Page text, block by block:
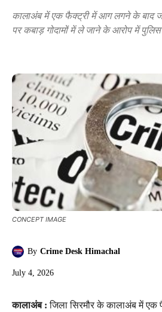
कालाअंब में एक फैक्ट्री में आग लगने के बाद
पर कबाड़ गोदामों में ले जाने के आरोप में
CONCEPT IMAGE
By Crime Desk Himachal
July 4, 2026
कालाअंब : जिला सिरमौर के कालाअंब में